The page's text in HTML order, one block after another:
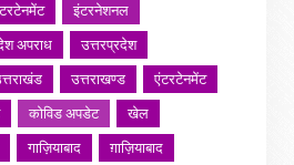
इंटरनेशनल
अपराध
उत्तरप्रदेश
उत्तराखण्ड
एंटरटेनमेंट
कोविड अपडेट
खेल
गाज़ियाबाद
ग़ाज़ियाबाद